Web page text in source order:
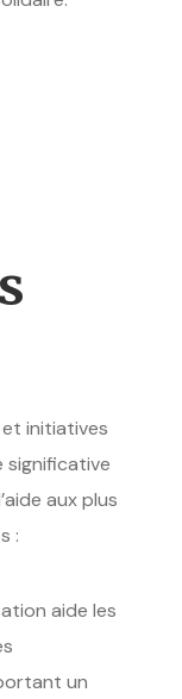
initiatives
significative
aux plus
:
aide les
un